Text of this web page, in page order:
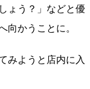
ょう？」などと優
向かうことに。
みようと店内に入